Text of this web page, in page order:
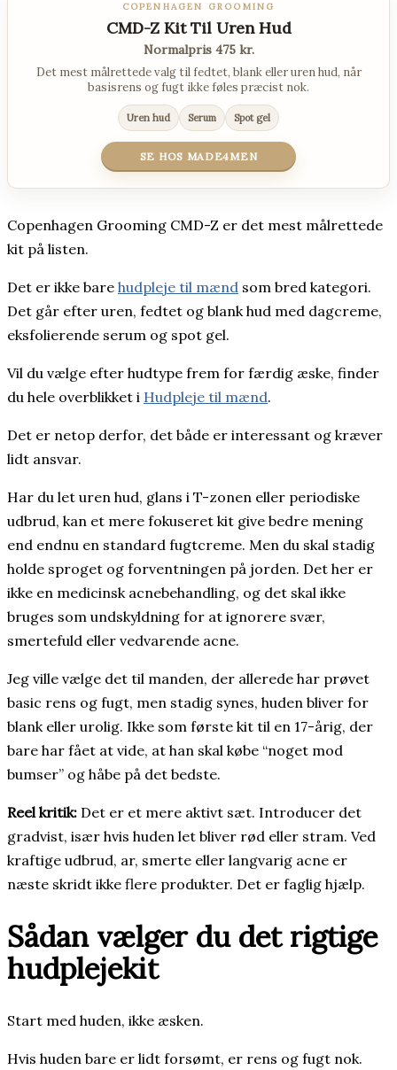
COPENHAGEN GROOMING
CMD-Z Kit Til Uren Hud
Normalpris 475 kr.
Det mest målrettede valg til fedtet, blank eller uren hud, når
basisrens og fugt ikke føles præcist nok.
Uren hud Serum Spot gel
SE HOS MADE4MEN
Copenhagen Grooming CMD-Z er det mest målrettede
kit på listen.
Det er ikke bare hudpleje til mænd som bred kategori.
Det går efter uren, fedtet og blank hud med dagcreme,
eksfolierende serum og spot gel.
Vil du vælge efter hudtype frem for færdig æske, finder
du hele overblikket i Hudpleje til mænd.
Det er netop derfor, det både er interessant og kræver
lidt ansvar.
Har du let uren hud, glans i T-zonen eller periodiske
udbrud, kan et mere fokuseret kit give bedre mening
end endnu en standard fugtcreme. Men du skal stadig
holde sproget og forventningen på jorden. Det her er
ikke en medicinsk acnebehandling, og det skal ikke
bruges som undskyldning for at ignorere svær,
smertefuld eller vedvarende acne.
Jeg ville vælge det til manden, der allerede har prøvet
basic rens og fugt, men stadig synes, huden bliver for
blank eller urolig. Ikke som første kit til en 17-årig, der
bare har fået at vide, at han skal købe “noget mod
bumser” og håbe på det bedste.
Reel kritik: Det er et mere aktivt sæt. Introducer det
gradvist, især hvis huden let bliver rød eller stram. Ved
kraftige udbrud, ar, smerte eller langvarig acne er
næste skridt ikke flere produkter. Det er faglig hjælp.
Sådan vælger du det rigtige
hudplejekit
Start med huden, ikke æsken.
Hvis huden bare er lidt forsømt, er rens og fugt nok.